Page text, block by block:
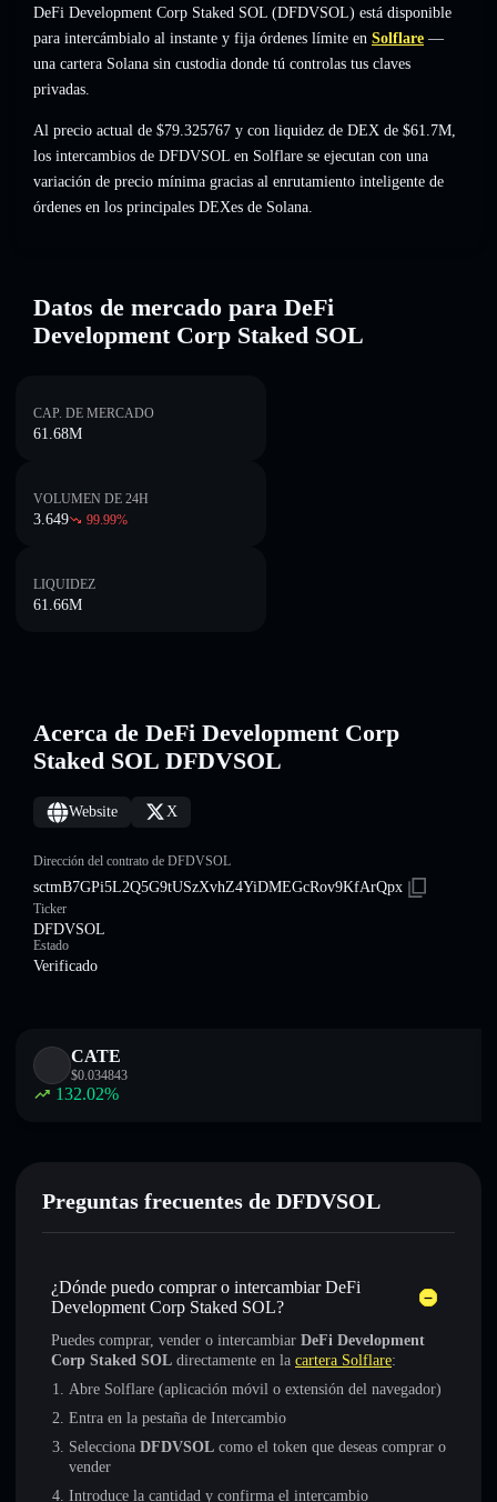
DeFi Development Corp Staked SOL (DFDVSOL) está disponible
para intercámbialo al instante y fija órdenes límite en Solflare —
una cartera Solana sin custodia donde tú controlas tus claves
privadas.
Al precio actual de $79.325767 y con liquidez de DEX de $61.7M,
los intercambios de DFDVSOL en Solflare se ejecutan con una
variación de precio mínima gracias al enrutamiento inteligente de
órdenes en los principales DEXes de Solana.
Datos de mercado para DeFi
Development Corp Staked SOL
CAP. DE MERCADO
61.68M
VOLUMEN DE 24H
3.649 99.99%
LIQUIDEZ
61.66M
Acerca de DeFi Development Corp
Staked SOL DFDVSOL
Website X
Dirección del contrato de DFDVSOL
sctmB7GPi5L2Q5G9tUSzXvhZ4YiDMEGcRov9KfArQpx
Ticker
DFDVSOL
Estado
Verificado
CATE
$0.034843
132.02%
Preguntas frecuentes de DFDVSOL
¿Dónde puedo comprar o intercambiar DeFi
Development Corp Staked SOL?
Puedes comprar, vender o intercambiar DeFi Development
Corp Staked SOL directamente en la cartera Solflare:
Abre Solflare (aplicación móvil o extensión del navegador)
Entra en la pestaña de Intercambio
Selecciona DFDVSOL como el token que deseas comprar o
vender
Introduce la cantidad y confirma el intercambio